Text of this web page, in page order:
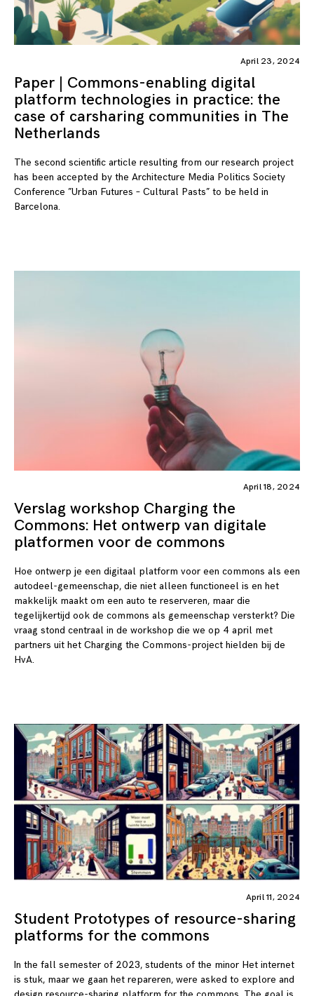
April 23, 2024
Paper | Commons-enabling digital
platform technologies in practice: the
case of carsharing communities in The
Netherlands
The second scientific article resulting from our research project
has been accepted by the Architecture Media Politics Society
Conference ”Urban Futures – Cultural Pasts” to be held in
Barcelona.
April 18, 2024
Verslag workshop Charging the
Commons: Het ontwerp van digitale
platformen voor de commons
Hoe ontwerp je een digitaal platform voor een commons als een
autodeel-gemeenschap, die niet alleen functioneel is en het
makkelijk maakt om een auto te reserveren, maar die
tegelijkertijd ook de commons als gemeenschap versterkt? Die
vraag stond centraal in de workshop die we op 4 april met
partners uit het Charging the Commons-project hielden bij de
HvA.
April 11, 2024
Student Prototypes of resource-sharing
platforms for the commons
In the fall semester of 2023, students of the minor Het internet
is stuk, maar we gaan het repareren, were asked to explore and